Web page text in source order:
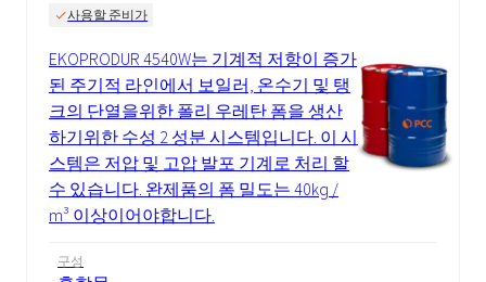
사용할 준비가
EKOPRODUR 4540W는 기계적 저항이 증가
된 주기적 라인에서 보일러, 온수기 및 탱
크의 단열을위한 폴리 우레탄 폼을 생산
하기위한 수성 2 성분 시스템입니다. 이 시
스템은 저압 및 고압 발포 기계로 처리 할
수 있습니다. 완제품의 폼 밀도는 40kg /
m³ 이상이어야합니다.
구성